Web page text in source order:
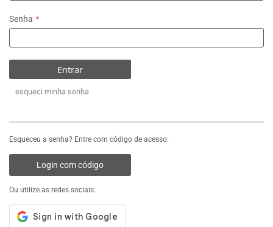
Senha
Entrar
esqueci minha senha
Esqueceu a senha? Entre com código de acesso:
Login com código
Ou utilize as redes sociais: